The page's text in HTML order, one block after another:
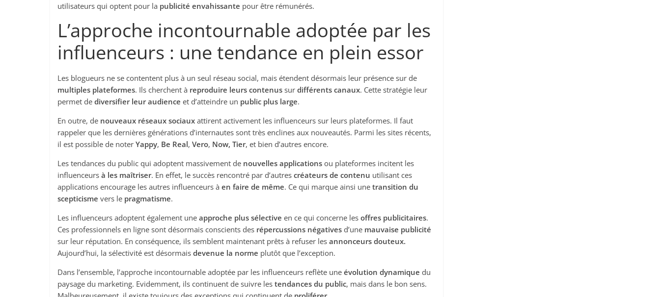
utilisateurs qui optent pour la publicité envahissante pour être rémunérés.
L’approche incontournable adoptée par les
influenceurs : une tendance en plein essor
Les blogueurs ne se contentent plus à un seul réseau social, mais étendent désormais leur présence sur de
multiples plateformes. Ils cherchent à reproduire leurs contenus sur différents canaux. Cette stratégie leur
permet de diversifier leur audience et d’atteindre un public plus large.
En outre, de nouveaux réseaux sociaux attirent activement les influenceurs sur leurs plateformes. Il faut
rappeler que les dernières générations d’internautes sont très enclines aux nouveautés. Parmi les sites récents,
il est possible de noter Yappy, Be Real, Vero, Now, Tier, et bien d’autres encore.
Les tendances du public qui adoptent massivement de nouvelles applications ou plateformes incitent les
influenceurs à les maîtriser. En effet, le succès rencontré par d’autres créateurs de contenu utilisant ces
applications encourage les autres influenceurs à en faire de même. Ce qui marque ainsi une transition du
scepticisme vers le pragmatisme.
Les influenceurs adoptent également une approche plus sélective en ce qui concerne les offres publicitaires.
Ces professionnels en ligne sont désormais conscients des répercussions négatives d’une mauvaise publicité
sur leur réputation. En conséquence, ils semblent maintenant prêts à refuser les annonceurs douteux.
Aujourd’hui, la sélectivité est désormais devenue la norme plutôt que l’exception.
Dans l’ensemble, l’approche incontournable adoptée par les influenceurs reflète une évolution dynamique du
paysage du marketing. Evidemment, ils continuent de suivre les tendances du public, mais dans le bon sens.